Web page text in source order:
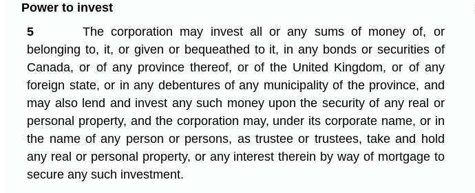
Power to invest
5
The corporation may invest all or any sums of money of, or
belonging to, it, or given or bequeathed to it, in any bonds or securities of
Canada, or of any province thereof, or of the United Kingdom, or of any
foreign state, or in any debentures of any municipality of the province, and
may also lend and invest any such money upon the security of any real or
personal property, and the corporation may, under its corporate name, or in
the name of any person or persons, as trustee or trustees, take and hold
any real or personal property, or any interest therein by way of mortgage to
secure any such investment.